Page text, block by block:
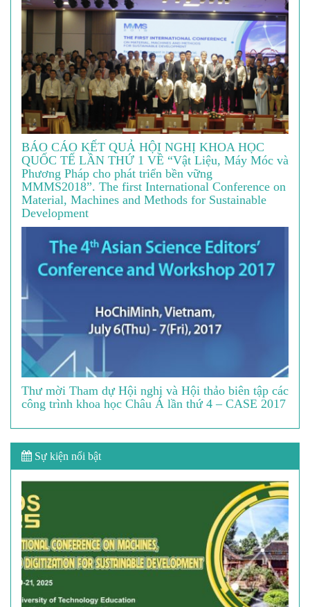
BÁO CÁO KẾT QUẢ HỘI NGHỊ KHOA HỌC
QUỐC TẾ LẦN THỨ 1 VỀ “Vật Liệu, Máy Móc và
Phương Pháp cho phát triển bền vững
MMMS2018”. The first International Conference on
Material, Machines and Methods for Sustainable
Development
Thư mời Tham dự Hội nghị và Hội thảo biên tập các
công trình khoa học Châu Á lần thứ 4 – CASE 2017
Sự kiện nổi bật